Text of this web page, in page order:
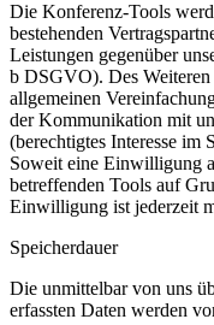
Die Konferenz-Tools
bestehenden
Leistungen gegenüber
b DSGVO). Des Weiteren
allgemeinen
derKommunikation mit
(berechtigtes Interesse
Soweit eine Einwilligung
betreffenden Tools auf
Einwilligung ist jederzeit
Speicherdauer
Die unmittelbar von uns
erfassten Daten werden